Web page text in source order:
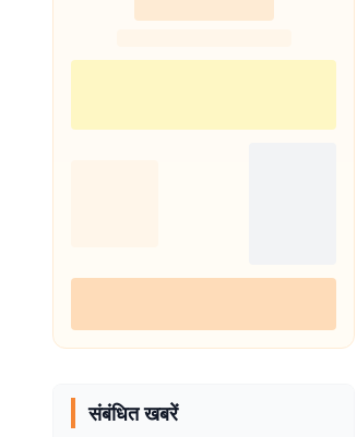
संबंधित खबरें